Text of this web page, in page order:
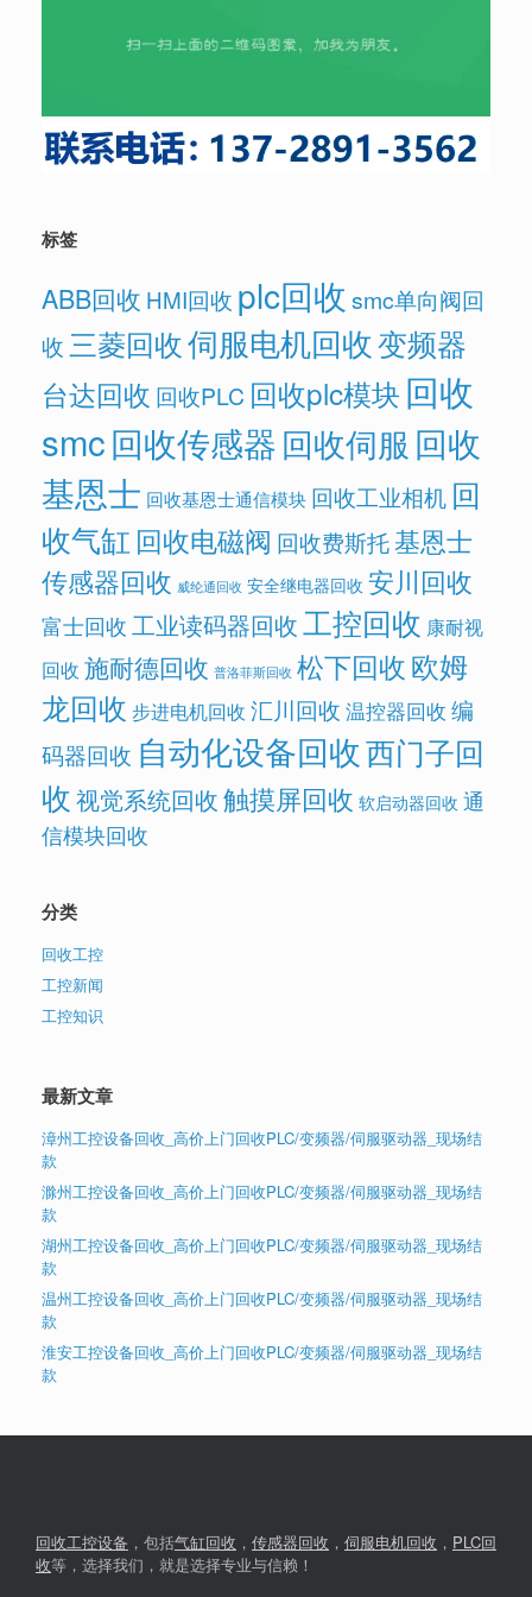
标签
ABB回收 HMI回收 plc回收 smc单向阀回
收三菱回收伺服电机回收变频器
台达回收 回收PLC 回收plc模块 回收
smc回收传感器回收伺服 回收
基恩士 回收基恩士通信模块 回收工业相机 回
收气缸 回收电磁阀 回收费斯托基恩士
传感器回收 威纶通回收 安全继电器回收 安川回收
富士回收工业读码器回收工控回收 康耐视
回收 施耐德回收 普洛菲斯回收 松下回收欧姆
龙回收 步进电机回收 汇川回收 温控器回收 编
码器回收 自动化设备回收西门子回
收视觉系统回收触摸屏回收 软启动器回收 通
信模块回收
分类
回收工控
工控新闻
工控知识
最新文章
漳州工控设备回收_高价上门回收PLC/变频器/伺服驱动器_现场结
款
滁州工控设备回收_高价上门回收PLC/变频器/伺服驱动器_现场结
款
湖州工控设备回收_高价上门回收PLC/变频器/伺服驱动器_现场结
款
温州工控设备回收_高价上门回收PLC/变频器/伺服驱动器_现场结
款
淮安工控设备回收_高价上门回收PLC/变频器/伺服驱动器_现场结
款
回收工控设备 ，包括气缸回收 ， 传感器回收 ， 伺服电机回收 ， PLC回
收等，选择我们，就是选择专业与信赖！